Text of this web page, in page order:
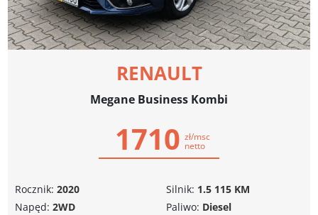
RENAULT
Megane Business Kombi
1710 zł/msc
netto
Rocznik: 2020
Napęd: 2WD
Silnik: 1.5 115 KM
Paliwo: Diesel